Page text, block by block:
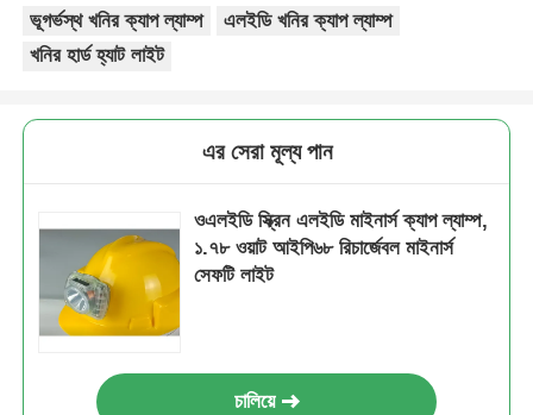
ভূগর্ভস্থ খনির ক্যাপ ল্যাম্প
এলইডি খনির ক্যাপ ল্যাম্প
খনির হার্ড হ্যাট লাইট
এর সেরা মূল্য পান
ওএলইডি স্ক্রিন এলইডি মাইনার্স ক্যাপ ল্যাম্প,
১.৭৮ ওয়াট আইপি৬৮ রিচার্জেবল মাইনার্স
সেফটি লাইট
চালিয়ে